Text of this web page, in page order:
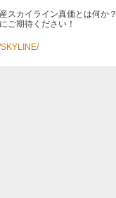
スカイライン真価とは何か？
ご期待ください！